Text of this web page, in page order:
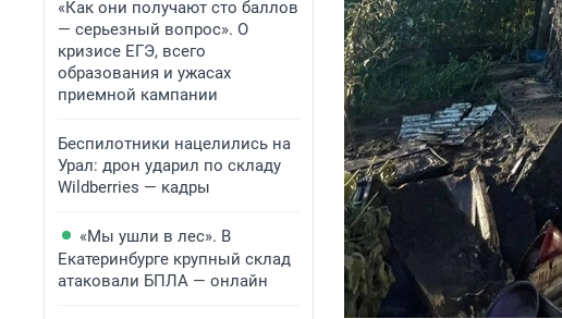
«Как они получают сто баллов
— серьезный вопрос». О
кризисе ЕГЭ, всего
образования и ужасах
приемной кампании
Беспилотники нацелились на
Урал: дрон ударил по складу
Wildberries — кадры
«Мы ушли в лес». В
Екатеринбурге крупный склад
атаковали БПЛА — онлайн